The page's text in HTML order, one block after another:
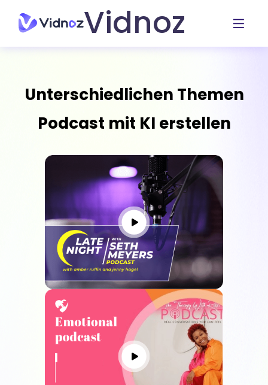
Vidnoz
Unterschiedlichen Themen
Podcast mit KI erstellen